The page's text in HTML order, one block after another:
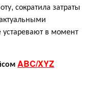
сократила затраты
в момент
ABC/XYZ